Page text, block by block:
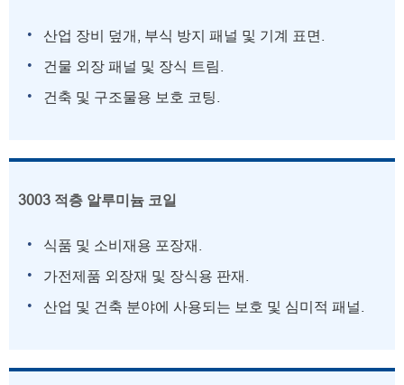
산업 장비 덮개, 부식 방지 패널 및 기계 표면.
건물 외장 패널 및 장식 트림.
건축 및 구조물용 보호 코팅.
3003 적층 알루미늄 코일
식품 및 소비재용 포장재.
가전제품 외장재 및 장식용 판재.
산업 및 건축 분야에 사용되는 보호 및 심미적 패널.